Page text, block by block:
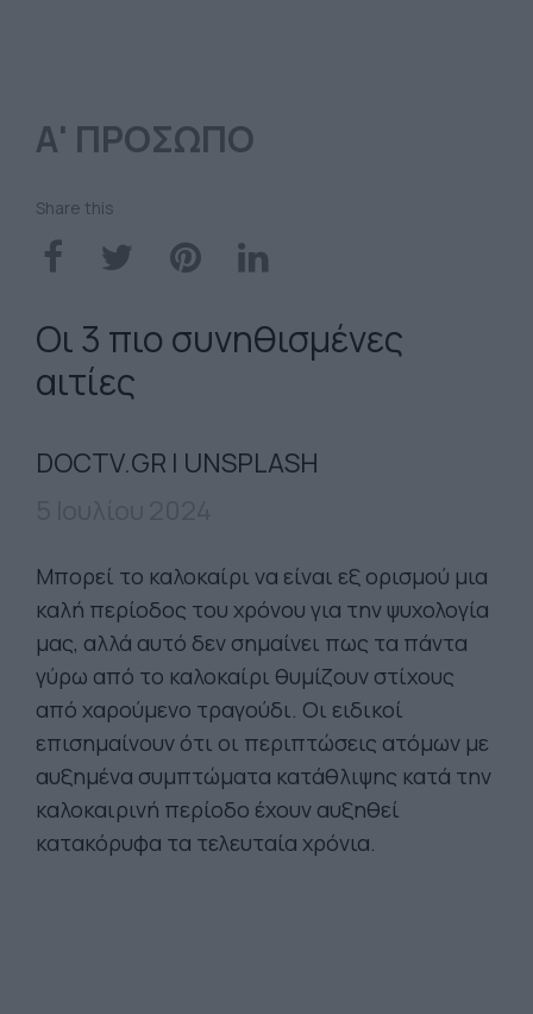
Α' ΠΡΟΣΩΠΟ
Share this
Οι 3 πιο συνηθισμένες
αιτίες
DOCTV.GR | UNSPLASH
Μπορεί το καλοκαίρι να είναι εξ ορισμού μια
καλή περίοδος του χρόνου για την ψυχολογία
μας, αλλά αυτό δεν σημαίνει πως τα πάντα
γύρω από το καλοκαίρι θυμίζουν στίχους
από χαρούμενο τραγούδι. Οι ειδικοί
επισημαίνουν ότι οι περιπτώσεις ατόμων με
αυξημένα συμπτώματα κατάθλιψης κατά την
καλοκαιρινή περίοδο έχουν αυξηθεί
κατακόρυφα τα τελευταία χρόνια.